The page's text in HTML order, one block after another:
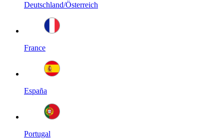
Deutschland/Österreich
France
España
Portugal